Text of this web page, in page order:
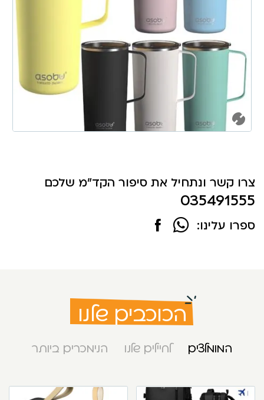
צרו קשר ונתחיל את סיפור הקד"מ שלכם
035491555
ספרו עלינו:
הכוכבים שלנו
המומלצים לחיילים שלנו הנימכרים ביותר